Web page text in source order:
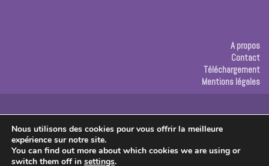
A propos
Contact
Téléchargement
Mentions légales
Copyright © 2026 Les créas de Rose
Nous utilisons des cookies pour vous offrir la meilleure
expérience sur notre site.
You can find out more about which cookies we are using or
switch them off in settings.